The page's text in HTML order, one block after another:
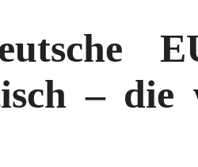
– die